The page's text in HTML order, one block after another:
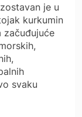
je u
kurkumin
začuđujuće
svaku